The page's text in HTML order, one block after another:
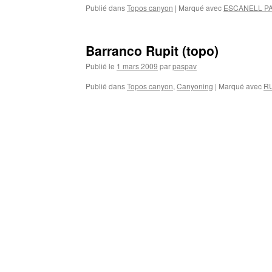
Publié dansTopos canyon | Marqué avec ESCANELL
Barranco Rupit (topo)
Publié le 1 mars 2009 parpaspav
Publié dansTopos canyon, Canyoning | Marqué avec